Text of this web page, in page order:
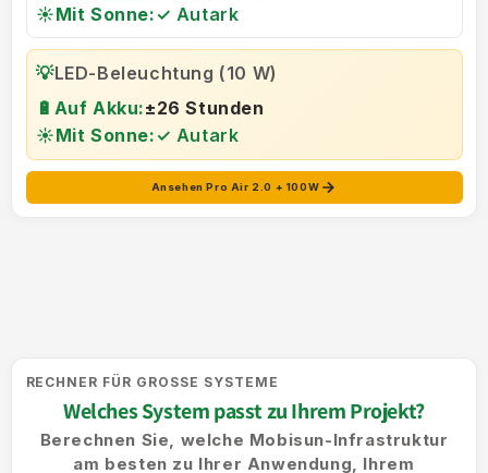
☀️Mit Sonne: ✓ Autark
💡LED-Beleuchtung (10 W)
🔋 Auf Akku:±26 Stunden
☀️Mit Sonne: ✓ Autark
Ansehen Pro Air 2.0 + 100W
RECHNER FÜR GROSSE SYSTEME
Welches System passt zu Ihrem Projekt?
Berechnen Sie, welche Mobisun-Infrastruktur
am besten zu Ihrer Anwendung, Ihrem